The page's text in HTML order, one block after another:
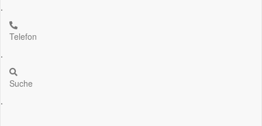
.
Telefon
.
Suche
.